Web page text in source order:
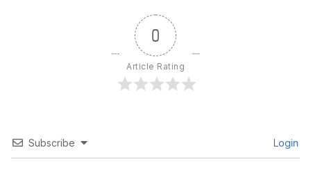
0
Article Rating
Subscribe Login